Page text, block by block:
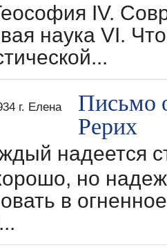
IV.
наука VI.
Письмо
Рерих
надеется
но
в